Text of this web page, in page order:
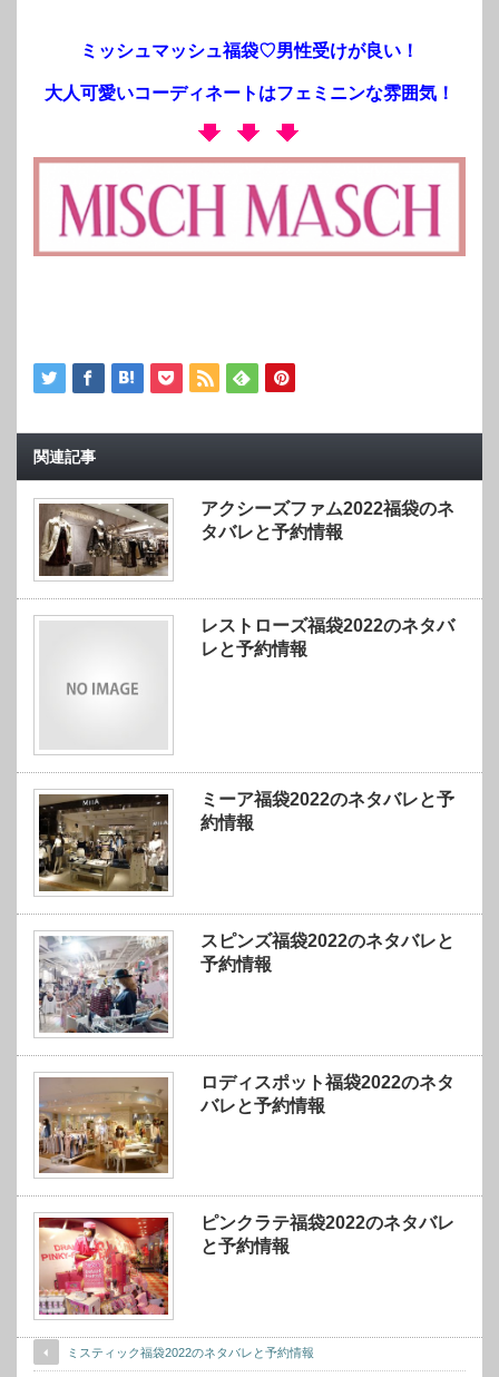
ミッシュマッシュ福袋♡男性受けが良い！
大人可愛いコーディネートはフェミニンな雰囲気！
関連記事
アクシーズファム2022福袋のネ
タバレと予約情報
レストローズ福袋2022のネタバ
レと予約情報
ミーア福袋2022のネタバレと予
約情報
スピンズ福袋2022のネタバレと
予約情報
ロディスポット福袋2022のネタ
バレと予約情報
ピンクラテ福袋2022のネタバレ
と予約情報
ミスティック福袋2022のネタバレと予約情報